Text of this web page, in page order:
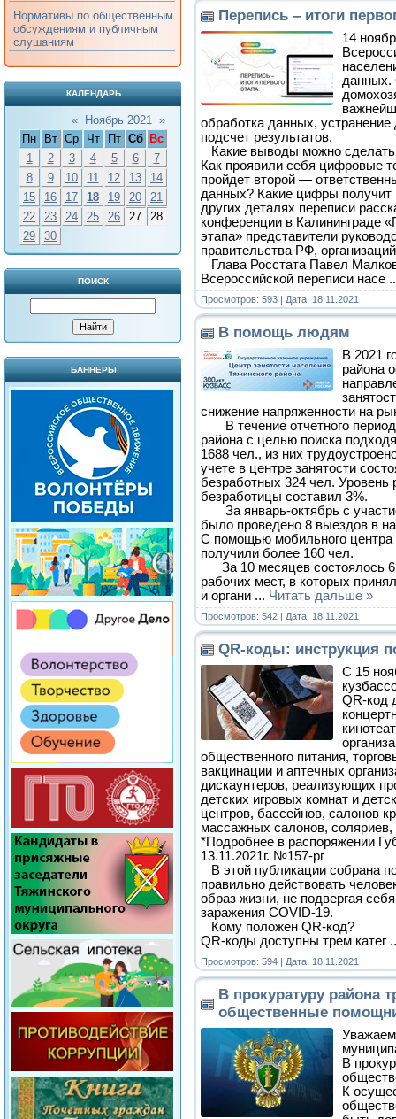
Нормативы по общественным
обсуждениям и публичным
слушаниям
КАЛЕНДАРЬ
« Ноябрь 2021 »
Пн
Вт Ср Чт Пт Сб
Вс
1
2 3 4 5 6
7
8
9 10 11 12 13
14
15
16 17 18 19 20
21
22
23 24 25 26 27
28
29
30
ПОИСК
БАННЕРЫ
Перепись – итоги
14
данных.
обработка данных,
подсчет результатов.
Какие выводы можно сделать
Как проявили себя цифровые
пройдет второй —
данных? Какие цифры получит
других деталях переписи
конференции в Калининграде
этапа» представители
правительства РФ,
Глава Росстата Павел
Всероссийской переписи насе
Просмотров: 593 | Дата: 18.11.2021
В помощь людям
В 2021
района
снижение напряженности на
В течение отчетного
района с целью поиска
1688 чел., из них
учете в центре занятости
безработных 324 чел. Уровень
безработицы составил 3%.
За январь-октябрь с
было проведено 8 выездов в
С помощью мобильного центра
получили более 160 чел.
За 10 месяцев состоялось 6
рабочих мест, в которых
и органи ... Читать дальше »
Просмотров: 542 | Дата: 18.11.2021
QR-коды: инструкция
С 15
QR-код
общественного питания,
вакцинации и аптечных
дискаунтеров, реализующих
детских игровых комнат и
центров, бассейнов, салонов
массажных салонов, соляриев,
*Подробнее в распоряжении
13.11.2021г. №157-рг
В этой публикации собрана
правильно действовать
образ жизни, не подвергая
заражения COVID-19.
Кому положен QR-код?
QR-коды доступны трем катег
Просмотров: 594 | Дата: 18.11.2021
В прокуратуру района
общественные
В
К